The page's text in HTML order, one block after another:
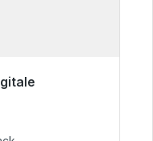
tempo di